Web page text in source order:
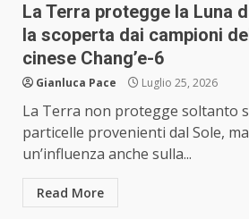
La Terra protegge la Luna
la scoperta dai campioni
cinese Chang’e-6
Gianluca Pace Luglio 25, 2026
La Terra non protegge soltanto
particelle provenienti dal Sole,
un’influenza anche sulla...
Read More